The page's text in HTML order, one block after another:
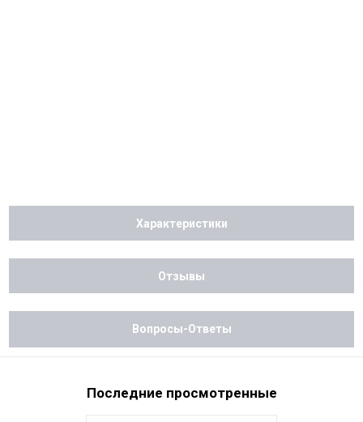
Характеристики
Отзывы
Вопросы-Ответы
Последние просмотренные